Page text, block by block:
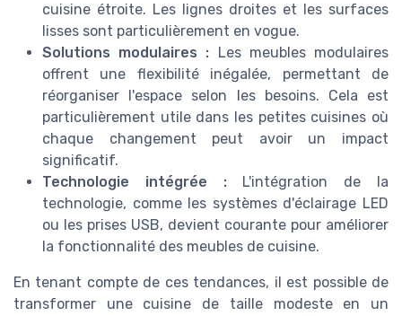
cuisine étroite. Les lignes droites et les surfaces
lisses sont particulièrement en vogue.
Solutions modulaires : Les meubles modulaires
offrent une flexibilité inégalée, permettant de
réorganiser l'espace selon les besoins. Cela est
particulièrement utile dans les petites cuisines où
chaque changement peut avoir un impact
significatif.
Technologie intégrée :L'intégration de la
technologie, comme les systèmes d'éclairage LED
ou les prises USB, devient courante pour améliorer
la fonctionnalité des meubles de cuisine.
En tenant compte de ces tendances, il est possible de
transformer une cuisine de taille modeste en un